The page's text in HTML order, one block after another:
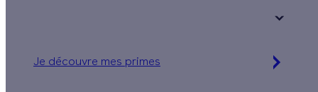
Je découvre mes primes